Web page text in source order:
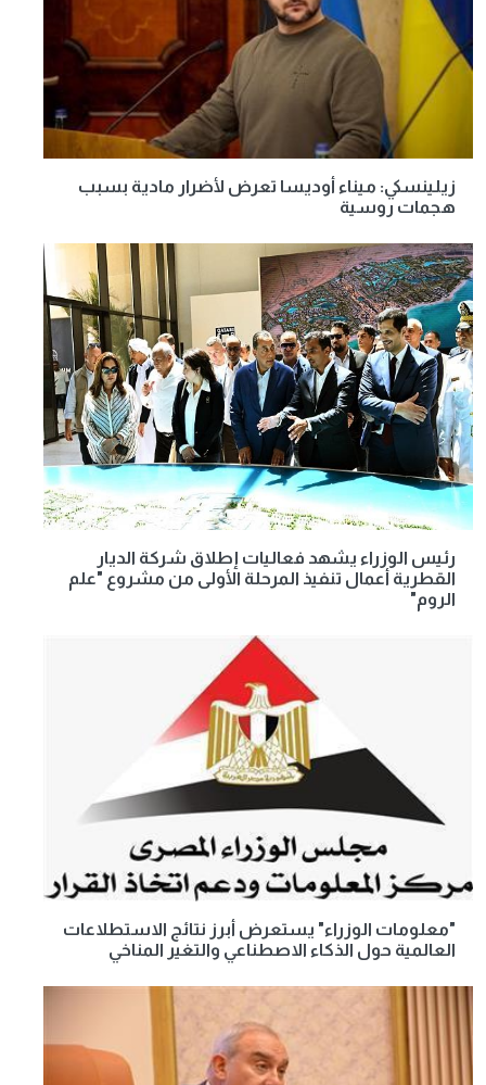
زيلينسكي: ميناء أوديسا تعرض لأضرار مادية بسبب
هجمات روسية
رئيس الوزراء يشهد فعاليات إطلاق شركة الديار
القطرية أعمال تنفيذ المرحلة الأولى من مشروع "علم
الروم"
"معلومات الوزراء" يستعرض أبرز نتائج الاستطلاعات
العالمية حول الذكاء الاصطناعي والتغير المناخي